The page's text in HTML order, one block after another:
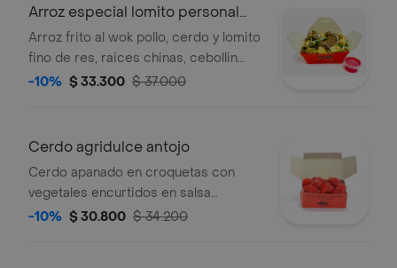
Arroz especial lomito personal
300 g ant
Arroz frito al wok pollo, cerdo y lomito
fino de res, raices chinas, cebollin
300 grs . sugerido 1persona .
-10% $ 33.300 $ 37.000
Cerdo agridulce antojo
Cerdo apanado en croquetas con
vegetales encurtidos en salsa
agridulce de 250 grs sugerido 1
-10% $ 30.800 $ 34.200